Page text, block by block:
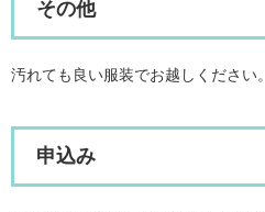
その他
汚れても良い服装でお越しください。
申込み